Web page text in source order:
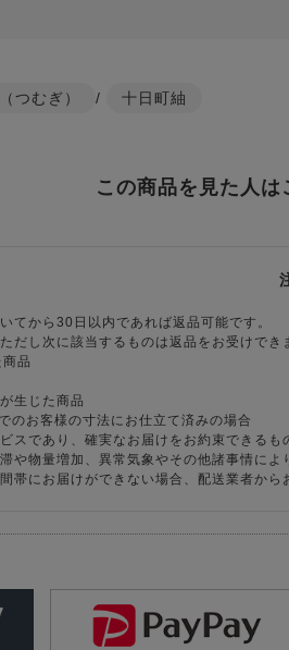
つむぎ） / 十日町紬
この商品を見た人
てから30日以内であれば返品可能です。
だし次に該当するものは返品をお受けでき
品
生じた商品
のお客様の寸法にお仕立て済みの場合
スであり、確実なお届けをお約束できる
や物量増加、異常気象やその他諸事情に
帯にお届けができない場合、配送業者か